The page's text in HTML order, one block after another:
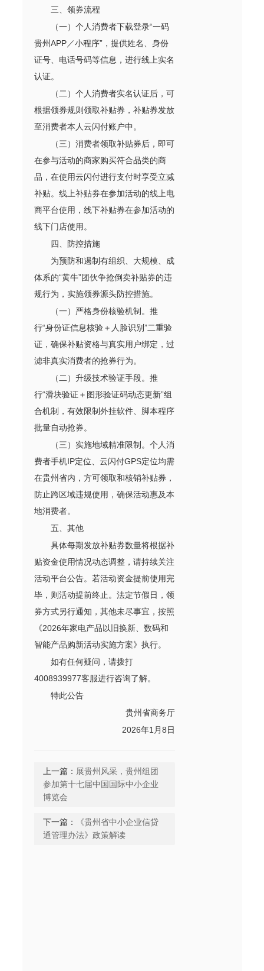
三、领券流程
（一）个人消费者下载登录“一码
贵州APP／小程序”，提供姓名、身份
证号、电话号码等信息，进行线上实名
认证。
（二）个人消费者实名认证后，可
根据领券规则领取补贴券，补贴券发放
至消费者本人云闪付账户中。
（三）消费者领取补贴券后，即可
在参与活动的商家购买符合品类的商
品，在使用云闪付进行支付时享受立减
补贴。线上补贴券在参加活动的线上电
商平台使用，线下补贴券在参加活动的
线下门店使用。
四、防控措施
为预防和遏制有组织、大规模、成
体系的“黄牛”团伙争抢倒卖补贴券的违
规行为，实施领券源头防控措施。
（一）严格身份核验机制。推
行“身份证信息核验＋人脸识别”二重验
证，确保补贴资格与真实用户绑定，过
滤非真实消费者的抢券行为。
（二）升级技术验证手段。推
行“滑块验证＋图形验证码动态更新”组
合机制，有效限制外挂软件、脚本程序
批量自动抢券。
（三）实施地域精准限制。个人消
费者手机IP定位、云闪付GPS定位均需
在贵州省内，方可领取和核销补贴券，
防止跨区域违规使用，确保活动惠及本
地消费者。
五、其他
具体每期发放补贴券数量将根据补
贴资金使用情况动态调整，请持续关注
活动平台公告。若活动资金提前使用完
毕，则活动提前终止。法定节假日，领
券方式另行通知，其他未尽事宜，按照
《2026年家电产品以旧换新、数码和
智能产品购新活动实施方案》执行。
如有任何疑问，请拨打
4008939977客服进行咨询了解。
特此公告
贵州省商务厅
2026年1月8日
上一篇： 展贵州风采，贵州组团
参加第十七届中国国际中小企业
博览会
下一篇：
《贵州省中小企业信贷
通管理办法》政策解读